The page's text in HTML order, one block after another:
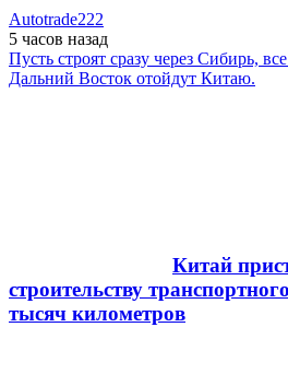
Autotrade222
5 часов назад
Пусть строят сразу через Сибирь,
Дальний Восток отойдут Китаю.
Китай
строительству
тысяч километров